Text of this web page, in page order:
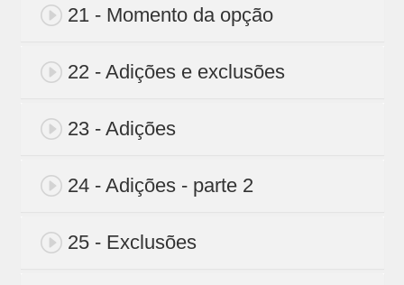
21 - Momento da opção
22 - Adições e exclusões
23 - Adições
24 - Adições - parte 2
25 - Exclusões